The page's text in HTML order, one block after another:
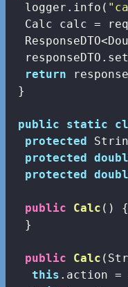
  logger.info(
Calc calc =
return
}
public static
protected
protected
protected
public Calc ()
{
  }
public Calc
this .action